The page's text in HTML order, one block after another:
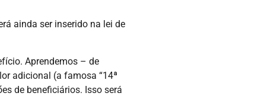
ainda ser inserido na lei de
Aprendemos – de
adicional (a famosa “14ª
de beneficiários. Isso será